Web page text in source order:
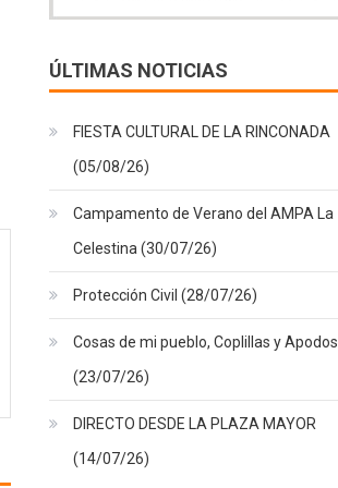
ÚLTIMAS NOTICIAS
FIESTA CULTURAL DE LA RINCONADA
(05/08/26)
Campamento de Verano del AMPA La
Celestina (30/07/26)
Protección Civil (28/07/26)
Cosas de mi pueblo, Coplillas y Apodos
(23/07/26)
DIRECTO DESDE LA PLAZA MAYOR
(14/07/26)